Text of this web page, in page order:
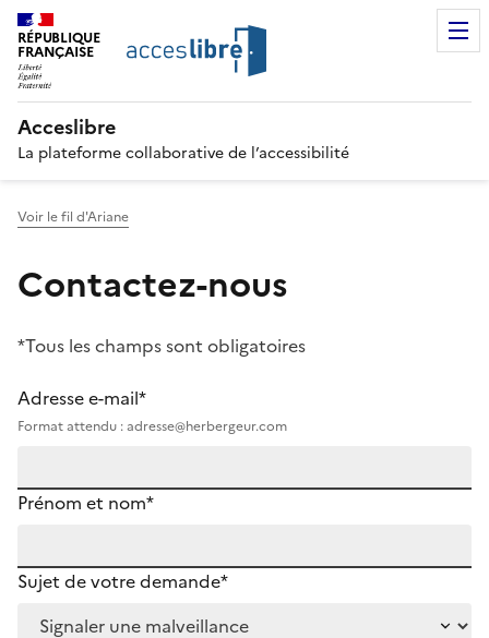
RÉPUBLIQUE
FRANÇAISE
Acceslibre
La plateforme collaborative de l’accessibilité
Voir le fil d'Ariane
Contactez-nous
*Tous les champs sont obligatoires
Adresse e-mail*
Format attendu : adresse@herbergeur.com
Prénom et nom*
Sujet de votre demande*